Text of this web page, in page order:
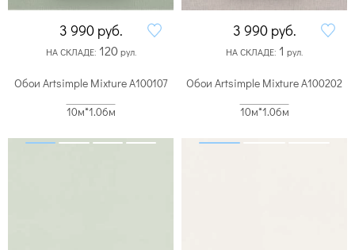
3 990 руб.
НА СКЛАДЕ: 120рул.
3 990 руб.
НА СКЛАДЕ: 1 рул.
Обои Artsimple Mixture A100107
10м*1.06м
Обои Artsimple Mixture A100202
10м*1.06м